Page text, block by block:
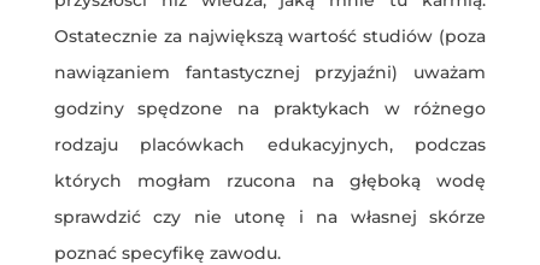
Ostatecznie za największą wartość studiów (poza
nawiązaniem fantastycznej przyjaźni) uważam
godziny spędzone na praktykach w różnego
rodzaju placówkach edukacyjnych, podczas
których mogłam rzucona na głęboką wodę
sprawdzić czy nie utonę i na własnej skórze
poznać specyfikę zawodu.